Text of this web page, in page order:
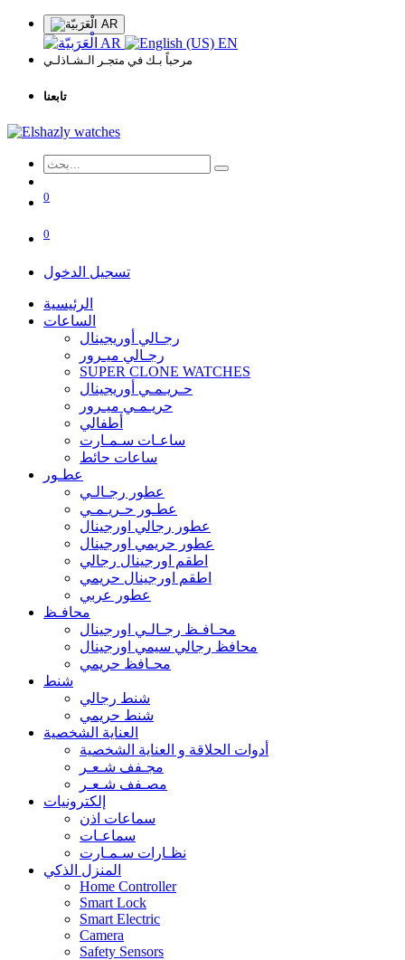
AR
AR EN
مرحباً بـك في متجـر الـشـاذلـي
تابعنا
0
0
تسجيل الدخول
الرئيسية
الساعات
رجـالي أوريجينال
رجـالي ميـرور
SUPER CLONE WATCHES
حـريـمـي أوريجينال
حريـمـي ميـرور
أطفالي
ساعـات سـمـارت
ساعات حائط
عطـور
عطور رجـالـي
عطـور حـريـمـي
عطور رجالي اورجينال
عطور حريمي اورجينال
اطقم اورجينال رجالي
اطقم اورجينال حريمي
عطور عربي
محافـظ
محـافـظ رجـالـي اورجينال
محافظ رجالي سيمي اورجينال
محـافظ حريمي
شنط
شنط رجالي
شنط حريمي
العناية الشخصية
أدوات الحلاقة و العناية الشخصية
مجـفف شـعـر
مصـفف شـعـر
إلكترونيات
سماعات اذن
سماعـات
نظـارات سـمـارت
المنزل الذكي
Home Controller
Smart Lock
Smart Electric
Camera
Safety Sensors